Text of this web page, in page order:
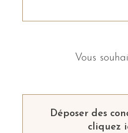
Vous
Déposer des
cliquez